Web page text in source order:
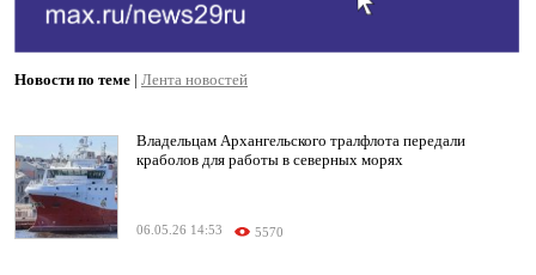
Новости по теме | Лента новостей
Владельцам Архангельского тралфлота передали
краболов для работы в северных морях
06.05.26 14:53 5570